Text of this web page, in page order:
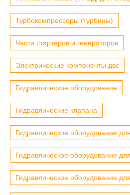
Турбокомпрессоры (турбины)
Части стартеров и генераторов
Электрические компоненты двс
Гидравлическое оборудование
Гидравлические клапана
Гидравлическое оборудование
Гидравлическое оборудование
Гидравлическое оборудование